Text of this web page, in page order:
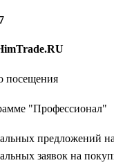
посещения
"Профессионал"
предложений
заявок на